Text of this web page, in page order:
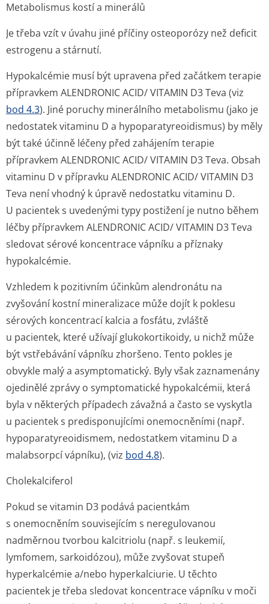
Metabolismus kostí a minerálů
Je třeba vzít v úvahu jiné příčiny osteoporózy než deficit
estrogenu a stárnutí.
Hypokalcémie musí být upravena před začátkem terapie
přípravkem ALENDRONIC ACID/ VITAMIN D3 Teva (viz
bod 4.3). Jiné poruchy minerálního metabolismu (jako je
nedostatek vitaminu D a hypoparatyreo­idismus) by měly
být také účinně léčeny před zahájením terapie
přípravkem ALENDRONIC ACID/ VITAMIN D3 Teva. Obsah
vitaminu D v přípravku ALENDRONIC ACID/ VITAMIN D3
Teva není vhodný k úpravě nedostatku vitaminu D.
U pacientek s uvedenými typy postižení je nutno během
léčby přípravkem ALENDRONIC ACID/ VITAMIN D3 Teva
sledovat sérové koncentrace vápníku a příznaky
hypokalcémie.
Vzhledem k pozitivním účinkům alendronátu na
zvyšování kostní mineralizace může dojít k poklesu
sérových koncentrací kalcia a fosfátu, zvláště
u pacientek, které užívají glukokortikoidy, u nichž může
být vstřebávání vápníku zhoršeno. Tento pokles je
obvykle malý a asymptomatický. Byly však zaznamenány
ojedinělé zprávy o symptomatické hypokalcémii, která
byla v některých případech závažná a často se vyskytla
u pacientek s predisponujícími onemocněními (např.
hypoparatyreo­idismem, nedostatkem vitaminu D a
malabsorpcí vápníku), (viz bod 4.8).
Cholekalciferol
Pokud se vitamin D3 podává pacientkám
s onemocněním souvisejícím s neregulovanou
nadměrnou tvorbou kalcitriolu (např. s leukemií,
lymfomem, sarkoidózou), může zvyšovat stupeň
hyperkalcémie a/nebo hyperkalciurie. U těchto
pacientek je třeba sledovat koncentrace vápníku v moči